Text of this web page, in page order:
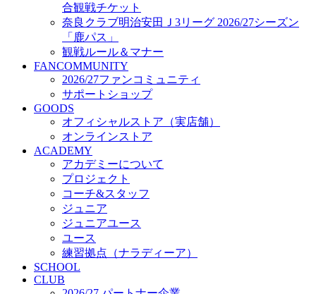
練習拠点（ナラディーア）
SCHOOL
2026/27 パートナー企業
パートナー募集
クラブ理念
クラブ情報
サステナビリティ
Web制作支援
応援プロジェクト
合観戦チケット
奈良クラブ明治安田Ｊ3リーグ 2026/27シーズン
「鹿パス」
観戦ルール＆マナー
FANCOMMUNITY
2026/27ファンコミュニティ
サポートショップ
GOODS
オフィシャルストア（実店舗）
オンラインストア
ACADEMY
アカデミーについて
プロジェクト
コーチ&スタッフ
ジュニア
ジュニアユース
ユース
練習拠点（ナラディーア）
SCHOOL
CLUB